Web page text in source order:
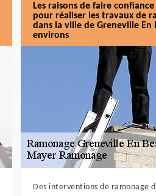
Les raisons de faire
pour réaliser les travaux de
dans la ville de Greneville En
environs
Des interventions de ramonage